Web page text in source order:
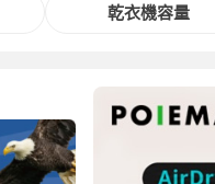
乾衣機容量